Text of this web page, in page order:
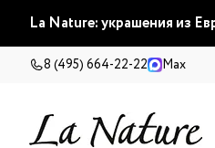
La Nature: украшения из
8 (495) 664-22-22 Max